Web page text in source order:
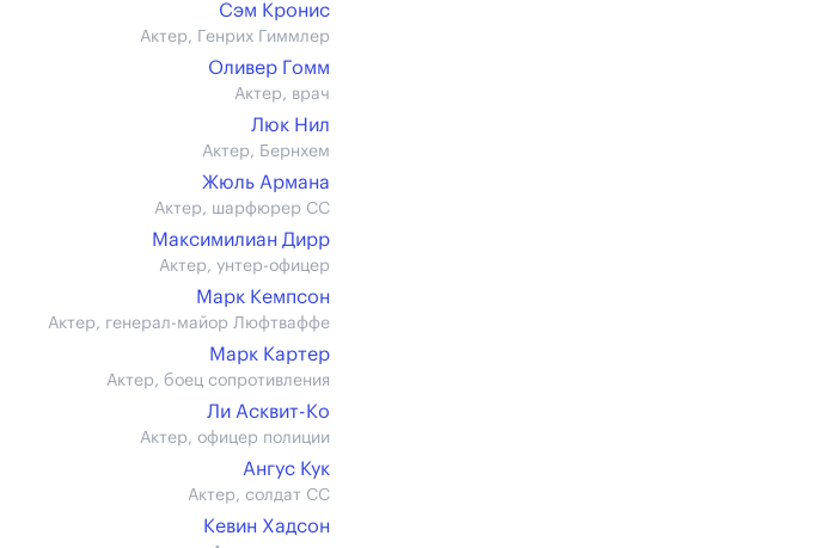
Сэм Кронис
Актер, Генрих Гиммлер
Оливер Гомм
Актер, врач
Люк Нил
Актер, Бернхем
Жюль Армана
Актер, шарфюрер СС
Максимилиан Дирр
Актер, унтер-офицер
Марк Кемпсон
Актер, генерал-майор Люфтваффе
Марк Картер
Актер, боец сопротивления
Ли Асквит-Ко
Актер, офицер полиции
Ангус Кук
Актер, солдат СС
Кевин Хадсон